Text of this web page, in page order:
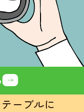
ーブルに